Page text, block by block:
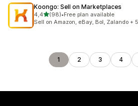
Koongo: Sell on Marketplaces
4,45 yıldız üzerinden
(98)
toplam 98 değerlendirme
•Free plan available
Sell on Amazon, eBay, Bol, Zalando +
1 2 3 4